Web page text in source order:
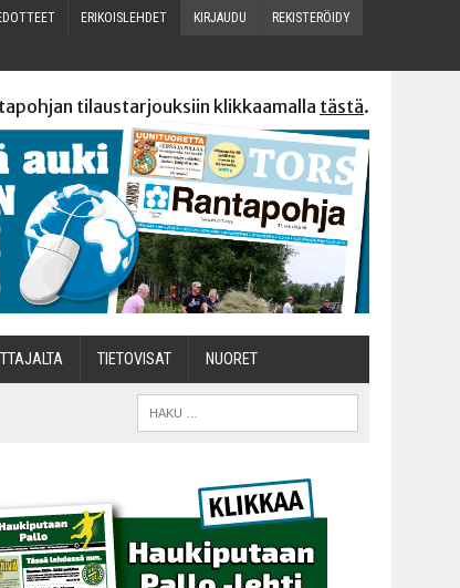
ERI­KOIS­LEH­DET KIR­JAU­DU REKIS­TE­RÖI­DY
tilaustarjouksiin klikkaamalla tästä.
TIETOVISAT NUO­RET